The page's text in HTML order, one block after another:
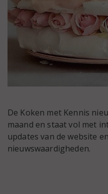
De Koken met Kennis
maand en staat vol met
updates van de website
nieuwswaardigheden.